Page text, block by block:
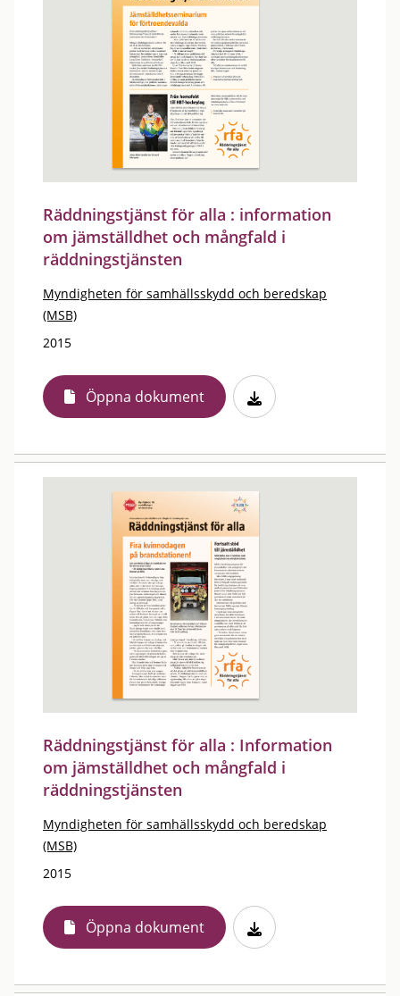
Räddningstjänst för alla : information
om jämställdhet och mångfald i
räddningstjänsten
Myndigheten för samhällsskydd och beredskap
(MSB)
2015
Öppna dokument
Räddningstjänst för alla : Information
om jämställdhet och mångfald i
räddningstjänsten
Myndigheten för samhällsskydd och beredskap
(MSB)
2015
Öppna dokument